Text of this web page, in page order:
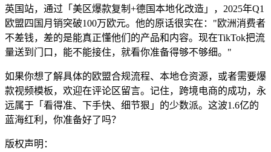
英国站，通过「美区爆款复制 +德国本地化改造」， 2025年Q1
欧盟四国月销突破100万欧元。他的原话很实在： "欧洲消费者
不差钱，差的是能真正懂他们的产品和内容。现在TikTok把流
量送到门口，能不能接住，就看你准备得够不够细。 "
如果你想了解具体的欧盟合规流程、本地仓资源，或者需要爆
款视频模板，欢迎在评论区留言。记住，跨境电商的成功，永
远属于「看得准、下手快、细节狠」的少数派。这波1.6亿的
蓝海红利，你准备好了吗？
版权声明：